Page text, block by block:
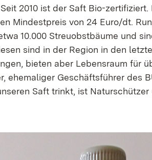
2010 ist der Saft Bio-
Mindestpreis von 24 Euro/dt.
10.000 Streuobstbäume und
sind in der Region in den
bieten aber Lebensraum für
ehemaliger Geschäftsführer des
Saft trinkt, ist